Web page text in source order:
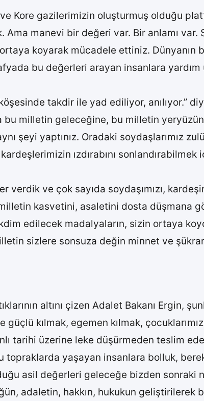
ve Kore gazilerimizin oluşturmuş olduğu
manevi bir değeri var. Bir anlamı var.
koyarak mücadele ettiniz. Dünyanın
bu değerleri arayan insanlara yardım
takdir ile yad ediliyor, anılıyor.”
milletin geleceğine, bu milletin
şeyi yaptınız. Oradaki soydaşlarımız
ızdırabını sonlandırabilmek
verdik ve çok sayıda soydaşımızı,
kasvetini, asaletini dosta düşmana
edilecek madalyaların, sizin ortaya
sizlere sonsuza değin minnet ve
altını çizen Adalet Bakanı Ergin,
kılmak, egemen kılmak,
tarihi üzerine leke düşürmeden teslim
topraklarda yaşayan insanlara bolluk,
asil değerleri geleceğe bizden sonraki
adaletin, hakkın, hukukun geliştirilerek